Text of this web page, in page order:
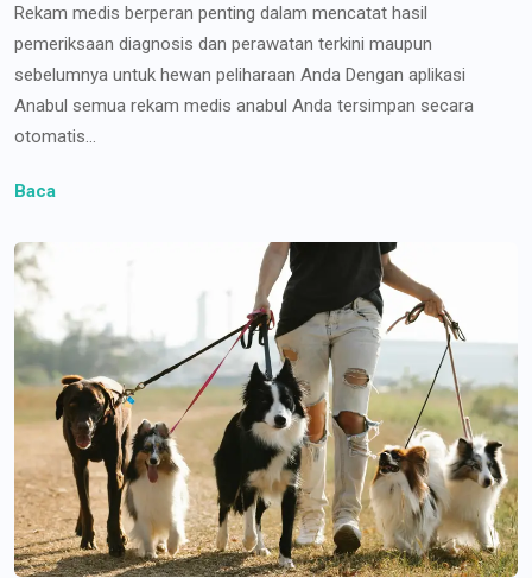
Rekam medis berperan penting dalam mencatat hasil
pemeriksaan diagnosis dan perawatan terkini maupun
sebelumnya untuk hewan peliharaan Anda Dengan aplikasi
Anabul semua rekam medis anabul Anda tersimpan secara
otomatis...
Baca